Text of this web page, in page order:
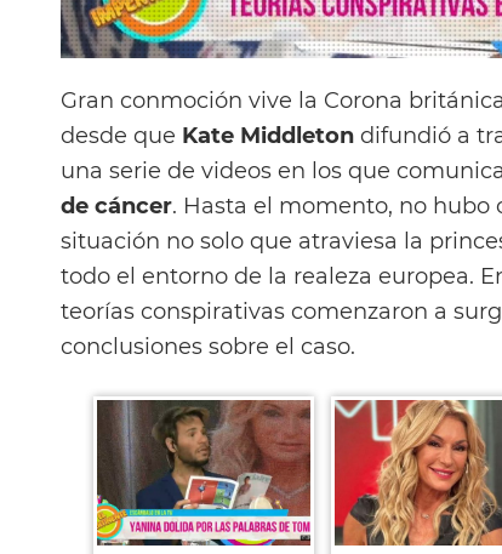
Gran conmoción vive la Corona
desde que Kate Middleton difundió a
una serie de videos en los que
de cáncer. Hasta el momento, no hubo
situación no solo que atraviesa la
todo el entorno de la realeza europea.
teorías conspirativas comenzaron a
conclusiones sobre el caso.